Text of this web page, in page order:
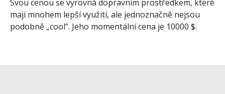
Svou cenou se vyrovná dopravním prostředkem, které
mají mnohem lepší využití, ale jednoznačně nejsou
podobně „cool“. Jeho momentální cena je 10000 $.